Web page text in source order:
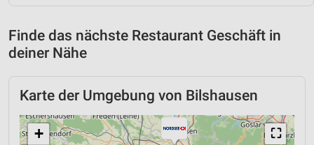
Finde das nächste Restaurant Geschäft in
deiner Nähe
Karte der Umgebung von Bilshausen
⛶
+